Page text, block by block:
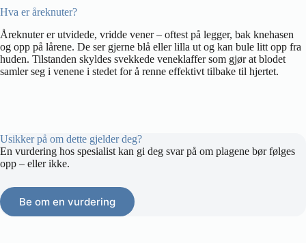
Hva er åreknuter?
Åreknuter er utvidede, vridde vener – oftest på legger, bak knehasen
og opp på lårene. De ser gjerne blå eller lilla ut og kan bule litt opp fra
huden. Tilstanden skyldes svekkede veneklaffer som gjør at blodet
samler seg i venene i stedet for å renne effektivt tilbake til hjertet.
Usikker på om dette gjelder deg?
En vurdering hos spesialist kan gi deg svar på om plagene bør følges
opp – eller ikke.
Be om en vurdering